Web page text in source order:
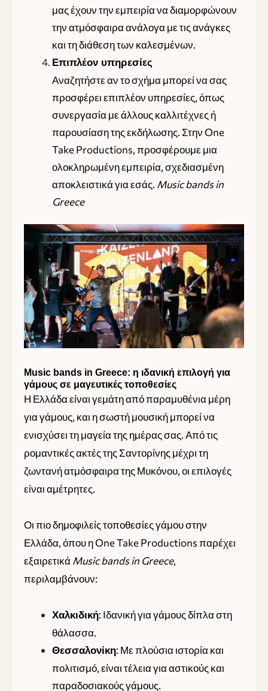
μας έχουν την εμπειρία να διαμορφώνουν
την ατμόσφαιρα ανάλογα με τις ανάγκες
και τη διάθεση των καλεσμένων.
Επιπλέον υπηρεσίες
Αναζητήστε αν το σχήμα μπορεί να σας
προσφέρει επιπλέον υπηρεσίες, όπως
συνεργασία με άλλους καλλιτέχνες ή
παρουσίαση της εκδήλωσης. Στην One
Take Productions, προσφέρουμε μια
ολοκληρωμένη εμπειρία, σχεδιασμένη
αποκλειστικά για εσάς. Music bands in
Greece
Music bands in Greece: η ιδανική επιλογή για
γάμους σε μαγευτικές τοποθεσίες
Η Ελλάδα είναι γεμάτη από παραμυθένια μέρη
για γάμους, και η σωστή μουσική μπορεί να
ενισχύσει τη μαγεία της ημέρας σας. Από τις
ρομαντικές ακτές της Σαντορίνης μέχρι τη
ζωντανή ατμόσφαιρα της Μυκόνου, οι επιλογές
είναι αμέτρητες.
Οι πιο δημοφιλείς τοποθεσίες γάμου στην
Ελλάδα, όπου η One Take Productions παρέχει
εξαιρετικάMusic bands in Greece,
περιλαμβάνουν:
Χαλκιδική: Ιδανική για γάμους δίπλα στη
θάλασσα.
Θεσσαλονίκη: Με πλούσια ιστορία και
πολιτισμό, είναι τέλεια για αστικούς και
παραδοσιακούς γάμους.